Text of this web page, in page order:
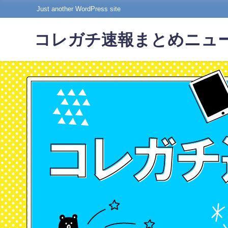
Just another WordPress site
コレガチ速報まとめニュ